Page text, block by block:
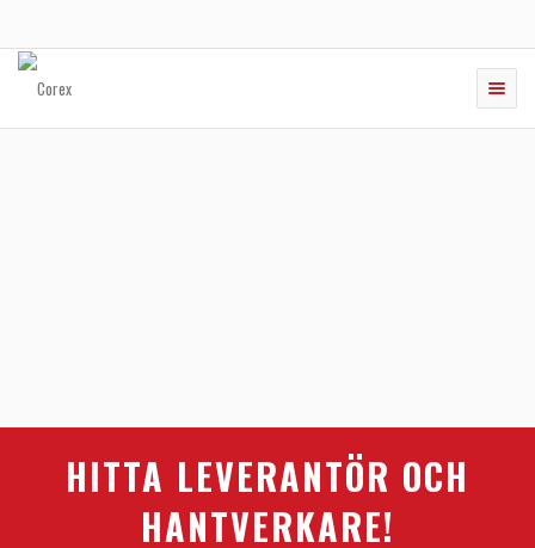
Toggle
HITTA LEVERANTÖR OCH
HANTVERKARE!